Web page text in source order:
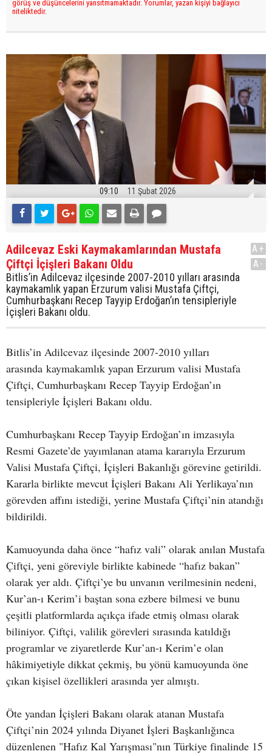
görüş ve düşüncelerini yansıtmamaktadır. Yorumlar, yazan kişiyi bağlayıcı
niteliktedir.
09:10 11 Şubat 2026
Adilcevaz Eski Kaymakamlarından Mustafa
Çiftçi İçişleri Bakanı Oldu
Bitlis’in Adilcevaz ilçesinde 2007-2010 yılları arasında
kaymakamlık yapan Erzurum valisi Mustafa Çiftçi,
Cumhurbaşkanı Recep Tayyip Erdoğan’ın tensipleriyle
İçişleri Bakanı oldu.
A+
A-
Bitlis’in Adilcevaz ilçesinde 2007-2010 yılları
arasında kaymakamlık yapan Erzurum valisi Mustafa
Çiftçi, Cumhurbaşkanı Recep Tayyip Erdoğan’ın
tensipleriyle İçişleri Bakanı oldu.
Cumhurbaşkanı Recep Tayyip Erdoğan’ın imzasıyla
Resmi Gazete’de yayımlanan atama kararıyla Erzurum
Valisi Mustafa Çiftçi, İçişleri Bakanlığı görevine getirildi.
Kararla birlikte mevcut İçişleri Bakanı Ali Yerlikaya’nın
görevden affını istediği, yerine Mustafa Çiftçi’nin atandığı
bildirildi.
Kamuoyunda daha önce “hafız vali” olarak anılan Mustafa
Çiftçi, yeni göreviyle birlikte kabinede “hafız bakan”
olarak yer aldı. Çiftçi’ye bu unvanın verilmesinin nedeni,
Kur’an-ı Kerim’i baştan sona ezbere bilmesi ve bunu
çeşitli platformlarda açıkça ifade etmiş olması olarak
biliniyor. Çiftçi, valilik görevleri sırasında katıldığı
programlar ve ziyaretlerde Kur’an-ı Kerim’e olan
hâkimiyetiyle dikkat çekmiş, bu yönü kamuoyunda öne
çıkan kişisel özellikleri arasında yer almıştı.
Öte yandan İçişleri Bakanı olarak atanan Mustafa
Çiftçi’nin 2024 yılında Diyanet İşleri Başkanlığınca
düzenlenen "Hafız Kal Yarışması"nın Türkiye finalinde 15